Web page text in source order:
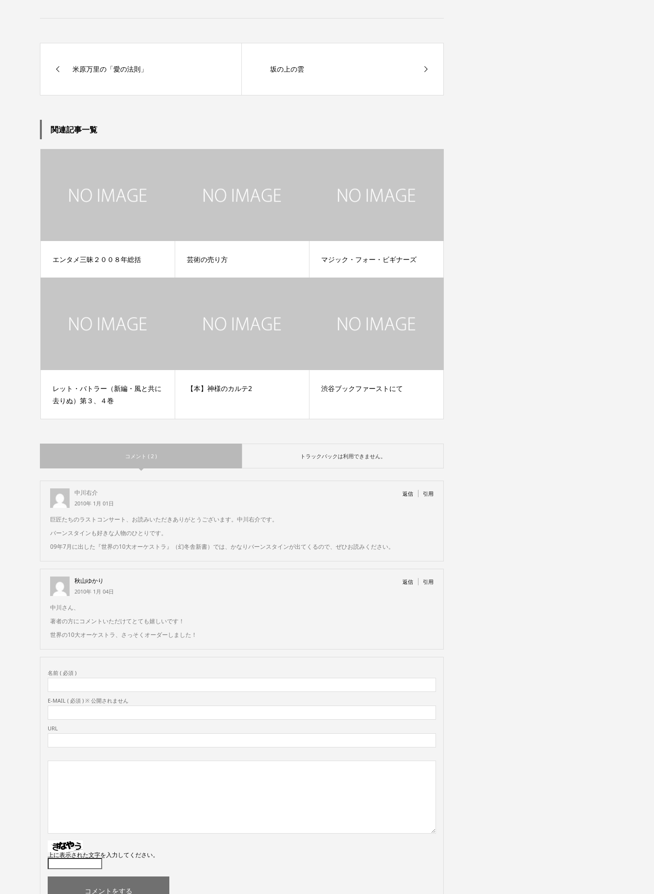
米原万里の「愛の法則」 坂の上の雲
関連記事一覧
エンタメ三昧２００８年総括 芸術の売り方 マジック・フォー・ビギナーズ
レット・バトラー（新編・風と共に
去りぬ）第３、４巻
【本】神様のカルテ2 渋谷ブックファーストにて
コメント ( 2 ) トラックバックは利用できません。
中川右介
2010年 1月 01日
返信 引用
巨匠たちのラストコンサート、お読みいただきありがとうございます。中川右介です。
バーンスタインも好きな人物のひとりです。
09年7月に出した『世界の10大オーケストラ』（幻冬舎新書）では、かなりバーンスタインが出てくるので、ぜひお読みください。
秋山ゆかり
2010年 1月 04日
返信 引用
中川さん、
著者の方にコメントいただけてとても嬉しいです！
世界の10大オーケストラ、さっそくオーダーしました！
名前 ( 必須 )
E-MAIL ( 必須 ) ※ 公開されません
URL
上に表示された文字を入力してください。